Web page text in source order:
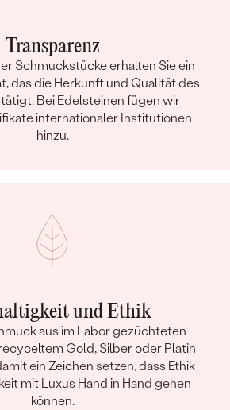
Transparenz
Schmuckstücke erhalten Sie ein
das die Herkunft und Qualität des
Bei Edelsteinen fügen wir
internationaler Institutionen
hinzu.
und Ethik
aus im Labor gezüchteten
Gold, Silber oder Platin
ein Zeichen setzen, dass Ethik
mit Luxus Hand in Hand gehen
können.